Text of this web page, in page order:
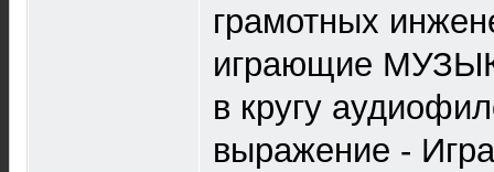
грамотных
играющие
в кругу
выражение -